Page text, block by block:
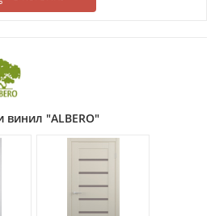
винил "ALBERO"